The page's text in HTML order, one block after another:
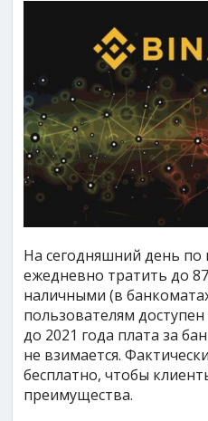
На сегодняшний день
ежедневно тратить до
наличными (в
пользователям
до 2021 года плата за
не взимается.
бесплатно, чтобы
преимущества.